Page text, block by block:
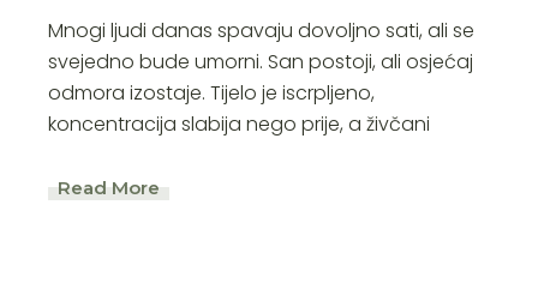
Mnogi ljudi danas spavaju dovoljno sati, ali se
svejedno bude umorni. San postoji, ali osjećaj
odmora izostaje. Tijelo je iscrpljeno,
koncentracija slabija nego prije, a živčani
Read More